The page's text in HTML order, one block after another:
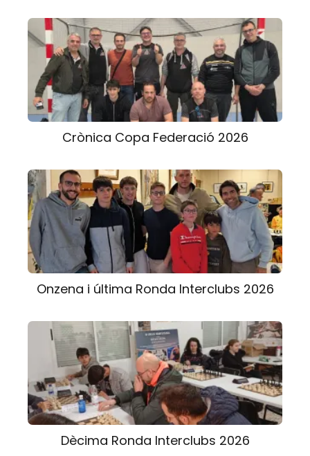
Crònica Copa Federació 2026
Onzena i última Ronda Interclubs 2026
Dècima Ronda Interclubs 2026